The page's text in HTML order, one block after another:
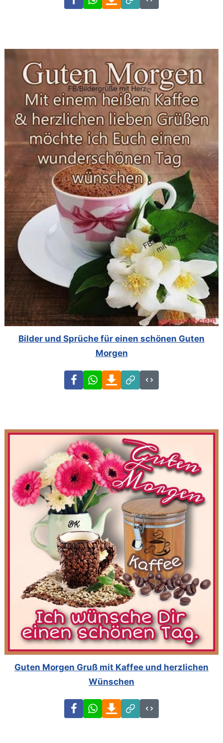
Link
Code
Bilder und Sprüche für einen schönen Guten
Morgen
FacebookWhatsAppDownload
Link
Code
Guten Morgen Gruß mit Kaffee und herzlichen
Wünschen
FacebookWhatsAppDownload
Link
Code